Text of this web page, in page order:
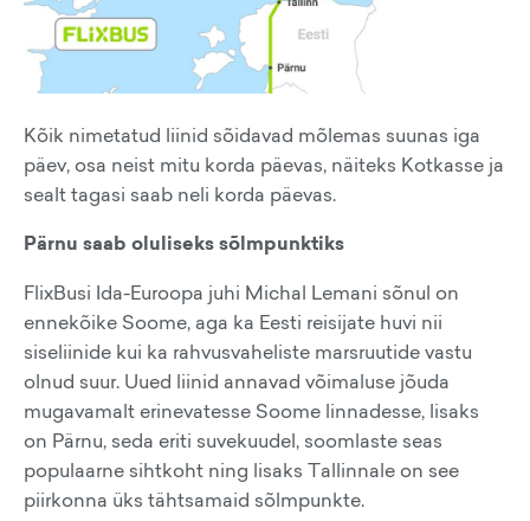
Kõik nimetatud liinid sõidavad mõlemas suunas iga
päev, osa neist mitu korda päevas, näiteks Kotkasse ja
sealt tagasi saab neli korda päevas.
Pärnu saab oluliseks sõlmpunktiks
FlixBusi Ida-Euroopa juhi Michal Lemani sõnul on
ennekõike Soome, aga ka Eesti reisijate huvi nii
siseliinide kui ka rahvusvaheliste marsruutide vastu
olnud suur. Uued liinid annavad võimaluse jõuda
mugavamalt erinevatesse Soome linnadesse, lisaks
on Pärnu, seda eriti suvekuudel, soomlaste seas
populaarne sihtkoht ning lisaks Tallinnale on see
piirkonna üks tähtsamaid sõlmpunkte.